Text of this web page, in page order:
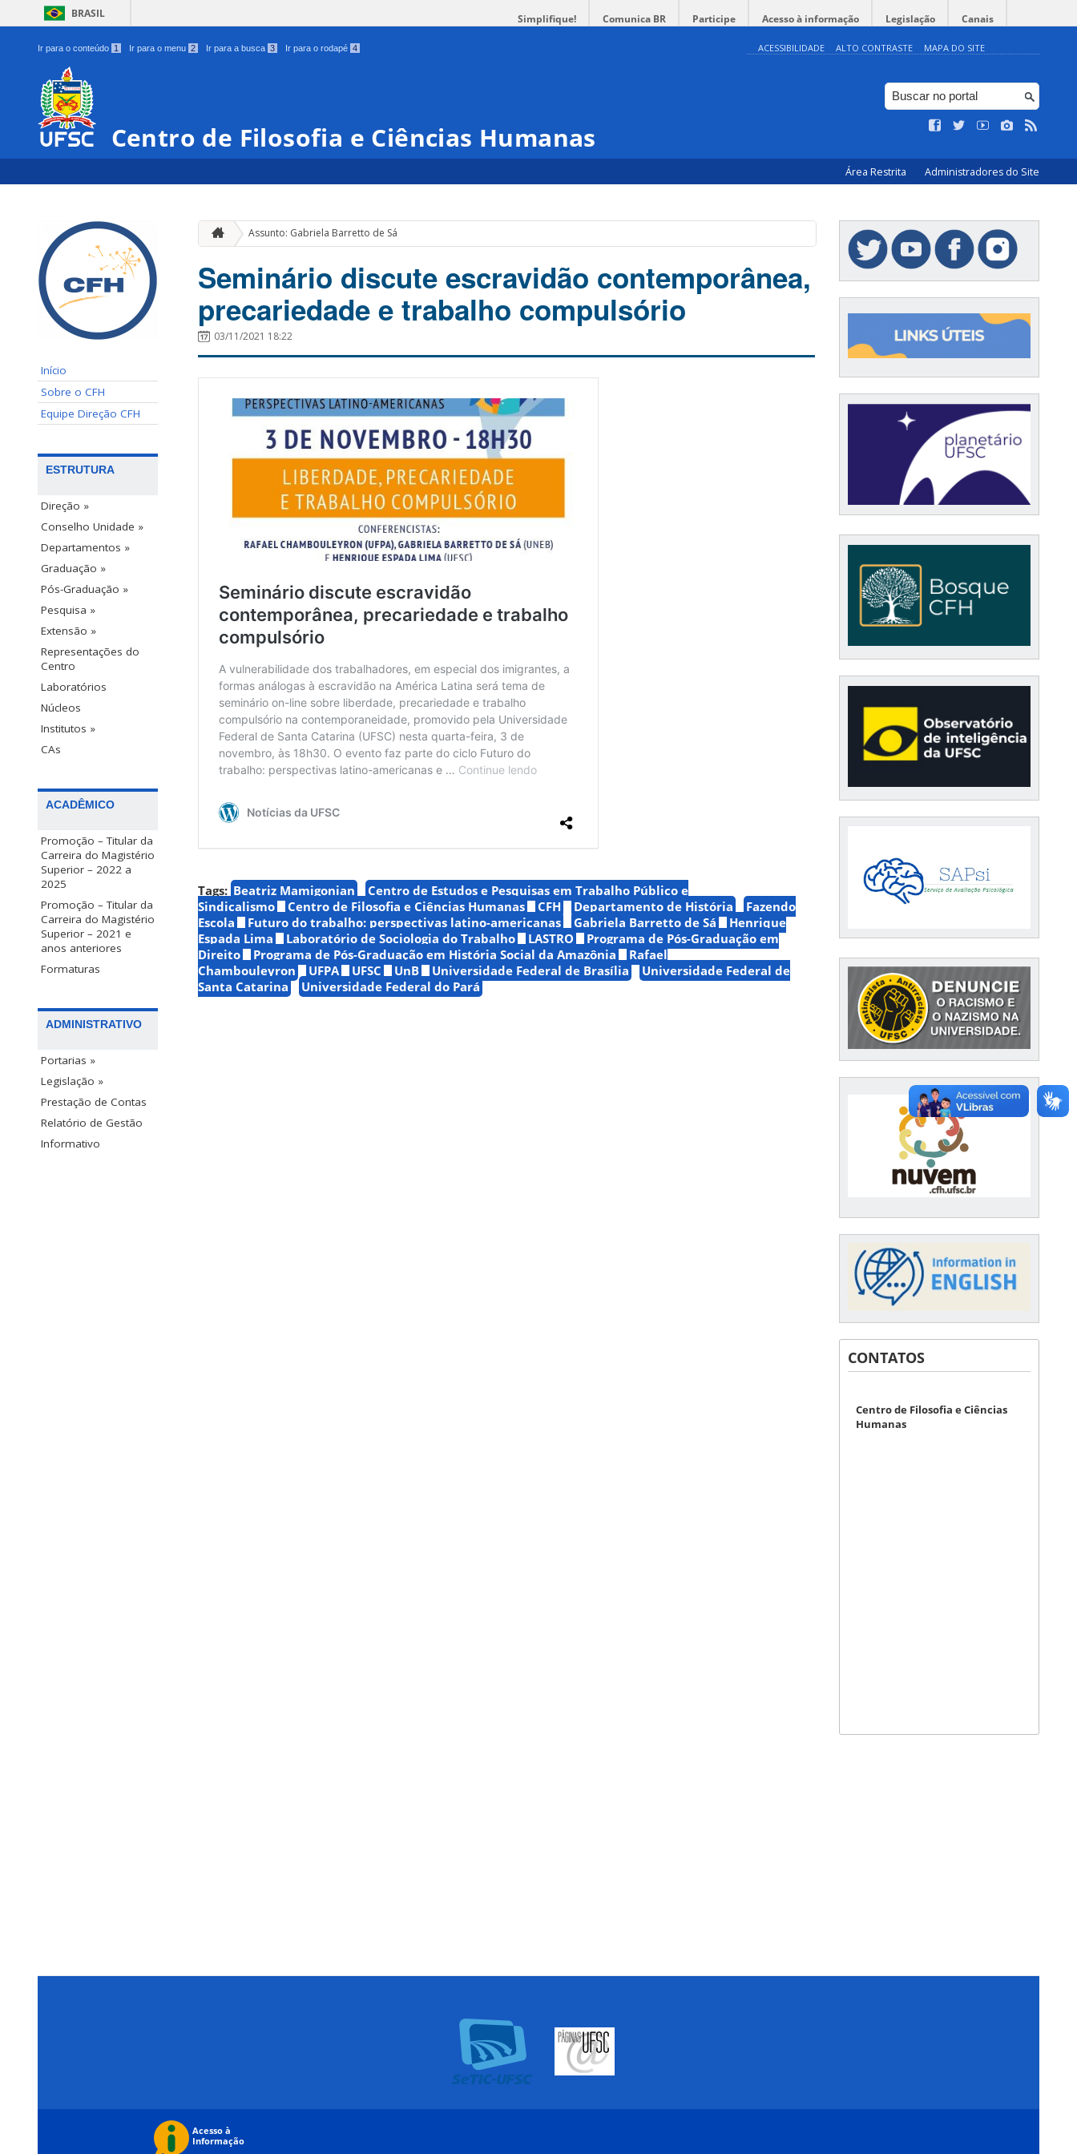
BRASIL Simplifique! Comunica BR Participe Acesso à informação Legislação Canais
Ir para o conteúdo 1 Ir para o menu 2 Ir para a busca 3 Ir para o rodapé 4 ACESSIBILIDADE ALTO CONTRASTE MAPA DO SITE
Centro de Filosofia e Ciências Humanas
Área Restrita Administradores do Site
Início
Sobre o CFH
Equipe Direção CFH
ESTRUTURA
Direção »
Conselho Unidade »
Departamentos »
Graduação »
Pós-Graduação »
Pesquisa »
Extensão »
Representações do
Centro
Laboratórios
Núcleos
Institutos »
CAs
ACADÊMICO
Promoção – Titular da
Carreira do Magistério
Superior – 2022 a
2025
Promoção – Titular da
Carreira do Magistério
Superior – 2021 e
anos anteriores
Formaturas
ADMINISTRATIVO
Portarias »
Legislação »
Prestação de Contas
Relatório de Gestão
Informativo
Assunto: Gabriela Barretto de Sá
Seminário discute escravidão contemporânea,
precariedade e trabalho compulsório
03/11/2021 18:22
Tags: Beatriz Mamigonian
Centro de Estudos e Pesquisas em Trabalho Público e
Sindicalismo
Centro de Filosofia e Ciências Humanas CFH Departamento de História
Fazendo
Escola
Futuro do trabalho: perspectivas latino-americanas Gabriela Barretto de Sá
Henrique
Espada Lima
Laboratório de Sociologia do Trabalho LASTRO
Programa de Pós-Graduação em
Direito
Programa de Pós-Graduação em História Social da Amazônia
Rafael
Chambouleyron
UFPA UFSC UnB Universidade Federal de Brasília
Universidade Federal de
Santa Catarina
Universidade Federal do Pará
CONTATOS
Centro de Filosofia e Ciências
Humanas